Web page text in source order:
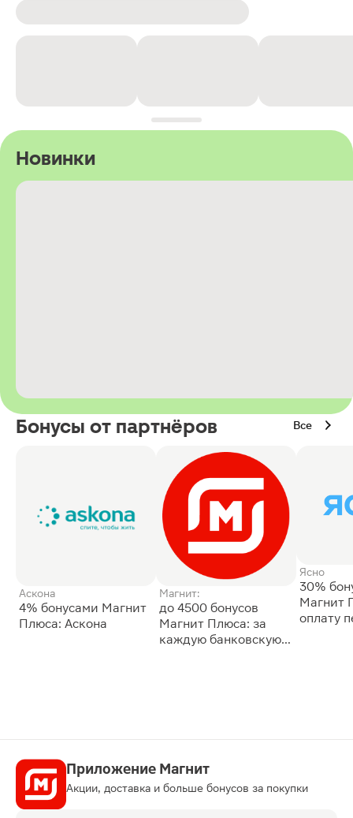
Новинки
Бонусы от партнёров Все
Аскона
4% бонусами Магнит
Плюса: Аскона
Магнит:
до 4500 бонусов
Магнит Плюса: за
каждую банковскую
Ясно
30%
Магнит
оплату
Приложение Магнит
Акции, доставка и больше бонусов за покупки